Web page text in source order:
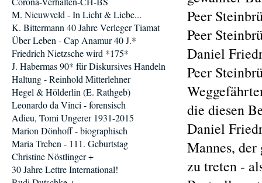
Peer
Peer
Daniel
Peer
die diesen
Daniel
Mannes,
zu treten -
M. Nieuwveld - In Licht & Liebe...
K. Bittermann 40 Jahre Verleger Tiamat
Über Leben - Cap Anamur 40 J.*
Friedrich Nietzsche wird *175*
J. Habermas 90* für Diskursives Handeln
Haltung - Reinhold Mitterlehner
Hegel & Hölderlin (E. Rathgeb)
Leonardo da Vinci - forensisch
Adieu, Tomi Ungerer 1931-2015
Marion Dönhoff - biographisch
Maria Treben - 111. Geburtstag
Christine Nöstlinger +
30 Jahre Lettre International!